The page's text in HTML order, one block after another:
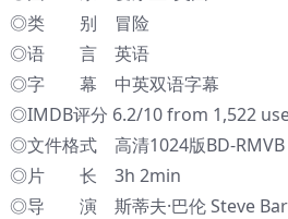
◎类 别 冒险
◎语 言 英语
◎字 幕 中英双语字幕
◎IMDB评分 6.2/10 from 1,522
◎文件格式 高清1024版BD-RMVB
◎片 长 3h 2min
◎导 演 斯蒂夫·巴伦 Steve